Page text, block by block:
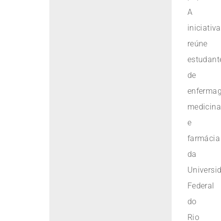
A
iniciativa
reúne
de
medicina
e
farmácia
da
Federal
do
Rio